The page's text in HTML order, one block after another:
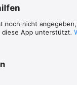
noch nicht
diese App unterstützt.